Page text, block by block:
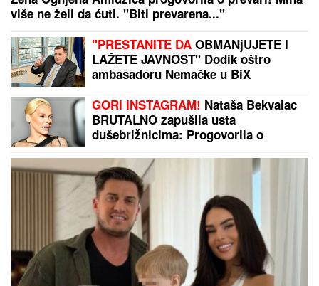
više ne želi da ćuti. "Biti prevarena..."
"PRESTANITE DA OBMANjUJETE I
LAŽETE JAVNOST" Dodik oštro
ambasadoru Nemačke u BiX
GORI INSTAGRAM! Nataša Bekvalac
BRUTALNO zapušila usta
dušebrižnicima: Progovorila o
izgleda, pa otkrila ŠOK DETALJE